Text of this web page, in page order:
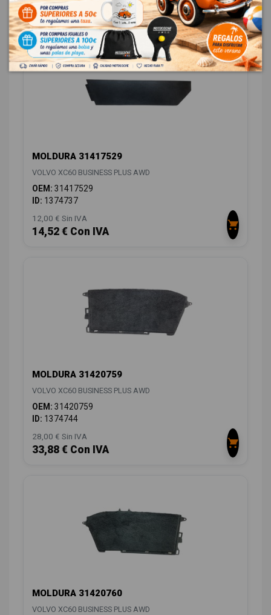
14,52 € Con IVA
MOLDURA 31417529
VOLVO XC60 BUSINESS PLUS AWD
OEM: 31417529
ID: 1374737
12,00 € Sin IVA
14,52 € Con IVA
MOLDURA 31420759
VOLVO XC60 BUSINESS PLUS AWD
OEM: 31420759
ID: 1374744
28,00 € Sin IVA
33,88 € Con IVA
MOLDURA 31420760
VOLVO XC60 BUSINESS PLUS AWD